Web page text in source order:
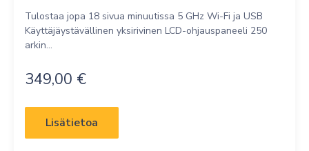
Tulostaa jopa 18 sivua minuutissa 5 GHz Wi-Fi ja USB
Käyttäjäystävällinen yksirivinen LCD-ohjauspaneeli 250
arkin...
349,00 €
Lisätietoa